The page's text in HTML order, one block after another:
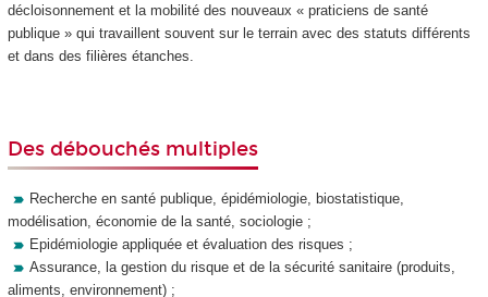
décloisonnement et la mobilité des nouveaux « praticiens de santé
publique » qui travaillent souvent sur le terrain avec des statuts différents
et dans des filières étanches.
Des débouchés multiples
Recherche en santé publique, épidémiologie, biostatistique,
modélisation, économie de la santé, sociologie ;
Epidémiologie appliquée et évaluation des risques ;
Assurance, la gestion du risque et de la sécurité sanitaire (produits,
aliments, environnement) ;